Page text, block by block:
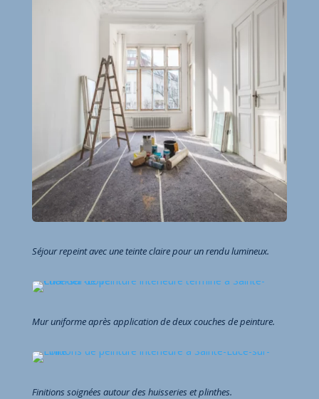
Séjour repeint avec une teinte claire pour un rendu lumineux.
Mur uniforme après application de deux couches de peinture.
Finitions soignées autour des huisseries et plinthes.